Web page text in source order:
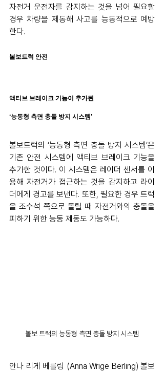
자전거 운전자를 감지하는 것을 넘어 필요할
경우 차량을 제동해 사고를 능동적으로 예방
한다.
볼보트럭 안전
액티브 브레이크 기능이 추가된
‘능동형 측면 충돌 방지 시스템’
볼보트럭의 ‘능동형 측면 충돌 방지 시스템’은
기존 안전 시스템에 액티브 브레이크 기능을
추가한 것이다. 이 시스템은 레이더 센서를 이
용해 자전거가 접근하는 것을 감지하고 라이
더에게 경고를 보낸다. 또한, 필요한 경우 트럭
을 조수석 쪽으로 돌릴 때 자전거와의 충돌을
피하기 위한 능동 제동도 가능하다.
볼보 트럭의 능동형 측면 충돌 방지 시스템
안나 리게 베를링 (Anna Wrige Berling) 볼보